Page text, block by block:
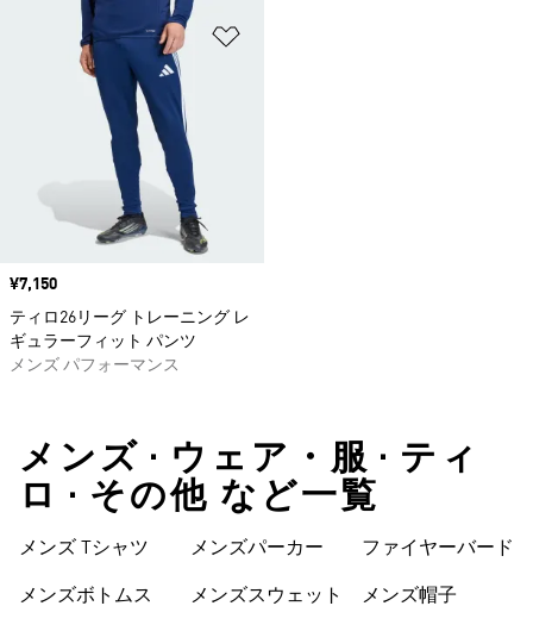
価格
¥7,150
ティロ26リーグ トレーニング レ
ギュラーフィット パンツ
メンズ パフォーマンス
メンズ • ウェア・服 • ティ
ロ • その他 など一覧
メンズ Tシャツ
メンズボトムス
メンズパーカー
メンズスウェット
レーカー
ファイヤーバード
メンズ帽子